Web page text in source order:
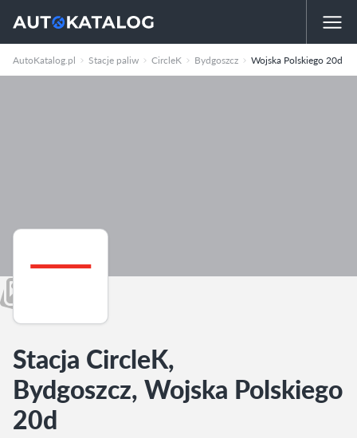
AutoKatalog.pl Stacje paliw CircleK Bydgoszcz Wojska Polskiego 20d
Stacja CircleK,
Bydgoszcz, Wojska Polskiego
20d